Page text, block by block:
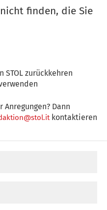
finden, die Sie
STOL zurückkehren
Dann
kontaktieren